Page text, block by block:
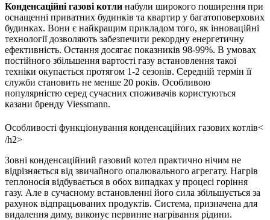
Конденсаційні газові котли набули широкого поширення при
оснащенні приватних будинків та квартир у багатоповерхових
будинках. Вони є найкращим прикладом того, як інноваційні
технології дозволяють забезпечити рекордну енергетичну
ефективність. Остання досягає показників 98-99%. В умовах
постійного збільшення вартості газу встановлення такої
техніки окупається протягом 1-2 сезонів. Середній термін її
служби становить не менше 20 років. Особливою
популярністю серед сучасних споживачів користуються
казани бренду Viessmann.
Особливості функціонування конденсаційних газових котлів<
/h2>
Зовні конденсаційний газовий котел практично нічим не
відрізняється від звичайного опалювального агрегату. Нагрів
теплоносія відбувається в обох випадках у процесі горіння
газу. Але в сучасному встановленні його сила збільшується за
рахунок відпрацьованих продуктів. Система, призначена для
видалення диму, виконує первинне нагрівання рідини.